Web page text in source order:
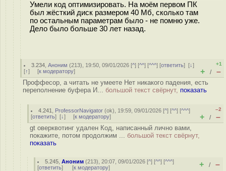
Умели код оптимизировать. На моём первом ПК
был жёсткий диск размером 40 Мб, сколько там
по остальным параметрам было - не помню уже.
Дело было больше 30 лет назад.
3.234 ,Аноним (213), 19:50, 09/01/2026 [^] [^^] [^^^] [ответить][↓]
[↑] [к модератору]
+1
+ / –
Проффесор, а читать не умеете Нет никакого падения, есть
переполнение буфера И... большой текст свёрнут, показать
4.241 ProfessorNavigator (ok), 19:59, 09/01/2026 [^] [^^] [^^^]
[ответить] [↓] [к модератору]
–2
+ / –
gt оверквотинг удален Код, написанный лично вами,
покажите, потом продолжим ... большой текст свёрнут,
показать
5.245 ,Аноним (213), 20:07, 09/01/2026 [^] [^^] [^^^]
[ответить] [к модератору] + / –